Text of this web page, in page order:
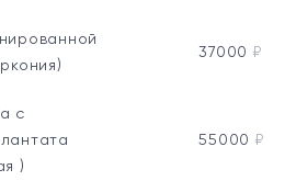
37000 ₽
с
)
55000 ₽